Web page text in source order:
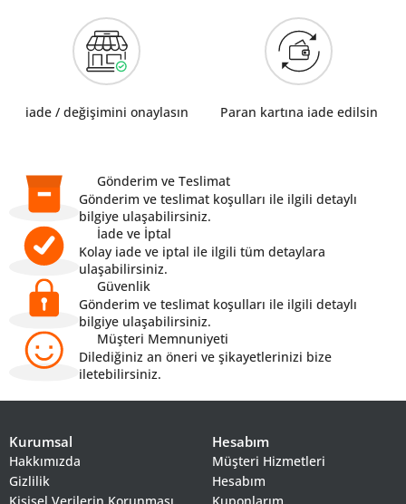
iade / değişimini onaylasın Paran kartına iade edilsin
Gönderim ve Teslimat
Gönderim ve teslimat koşulları ile ilgili detaylı
bilgiye ulaşabilirsiniz.
İade ve İptal
Kolay iade ve iptal ile ilgili tüm detaylara
ulaşabilirsiniz.
Güvenlik
Gönderim ve teslimat koşulları ile ilgili detaylı
bilgiye ulaşabilirsiniz.
Müşteri Memnuniyeti
Dilediğiniz an öneri ve şikayetlerinizi bize
iletebilirsiniz.
Kurumsal
Hakkımızda
Gizlilik
Hesabım
Müşteri Hizmetleri
Hesabım